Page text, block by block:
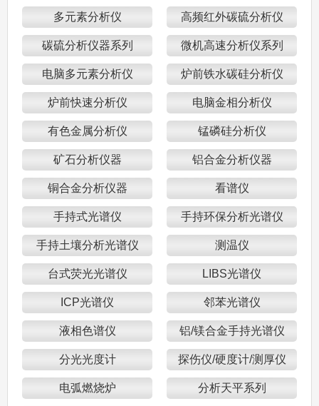
多元素分析仪 高频红外碳硫分析仪
碳硫分析仪器系列 微机高速分析仪系列
电脑多元素分析仪 炉前铁水碳硅分析仪
炉前快速分析仪 电脑金相分析仪
有色金属分析仪 锰磷硅分析仪
矿石分析仪器 铝合金分析仪器
铜合金分析仪器 看谱仪
手持式光谱仪 手持环保分析光谱仪
手持土壤分析光谱仪 测温仪
台式荧光光谱仪 LIBS光谱仪
ICP光谱仪 邻苯光谱仪
液相色谱仪 铝/镁合金手持光谱仪
分光光度计 探伤仪/硬度计/测厚仪
电弧燃烧炉 分析天平系列